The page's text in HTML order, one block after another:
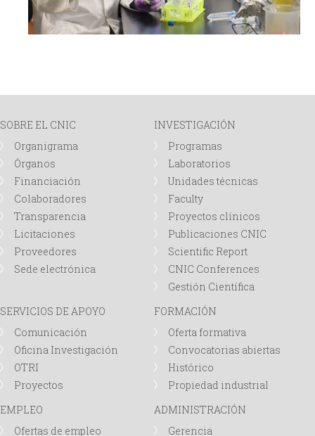
SOBRE EL CNIC
Organigrama
Órganos
Financiación
Colaboradores
Transparencia
Licitaciones
Proveedores
Sede electrónica
INVESTIGACIÓN
Programas
Laboratorios
Unidades técnicas
Faculty
Proyectos clínicos
Publicaciones CNIC
Scientific Report
CNIC Conferences
Gestión Científica
SERVICIOS DE APOYO
Comunicación
Oficina Investigación
OTRI
Proyectos
FORMACIÓN
Oferta formativa
Convocatorias abiertas
Histórico
Propiedad industrial
EMPLEO
Ofertas de empleo
ADMINISTRACIÓN
Gerencia